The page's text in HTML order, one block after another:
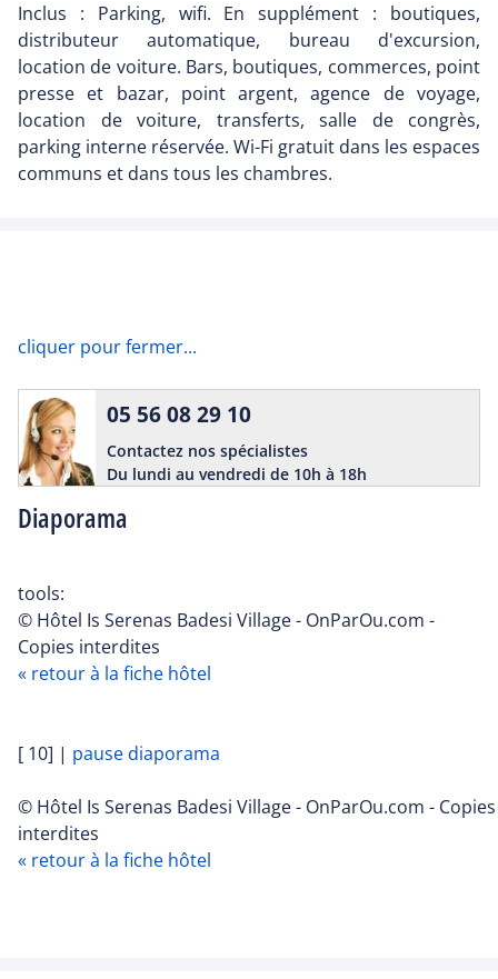
Inclus : Parking, wifi. En supplément : boutiques,
distributeur automatique, bureau d'excursion,
location de voiture. Bars, boutiques, commerces, point
presse et bazar, point argent, agence de voyage,
location de voiture, transferts, salle de congrès,
parking interne réservée. Wi-Fi gratuit dans les espaces
communs et dans tous les chambres.
cliquer pour fermer...
Diaporama
05 56 08 29 10
Contactez nos spécialistes
Du lundi au vendredi de 10h à 18h
tools:
© Hôtel Is Serenas Badesi Village - OnParOu.com -
Copies interdites
« retour à la fiche hôtel
[ 10] | pause diaporama
© Hôtel Is Serenas Badesi Village - OnParOu.com - Copies
interdites
« retour à la fiche hôtel